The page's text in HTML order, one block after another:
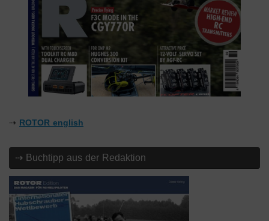
⇢ ROTOR english
⇢ Buchtipp aus der Redaktion